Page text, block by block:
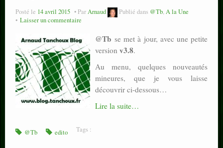
Posté le 14 avril 2015 ParArnaud Publié dans @Tb,A la Une
Laisser un commentaire
@Tb se met à jour, avec une petite
version v3.8.
Au menu, quelques nouveautés
mineures, que je vous laisse
découvrir ci-dessous…
Lire la suite…
Tags :
@Tb edito